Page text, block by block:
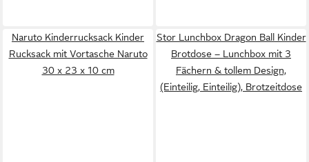
Naruto Kinderrucksack Kinder
Rucksack mit Vortasche Naruto
30 x 23 x 10 cm
Stor Lunchbox Dragon Ball Kinder
Brotdose – Lunchbox mit 3
Fächern & tollem Design,
(Einteilig, Einteilig), Brotzeitdose